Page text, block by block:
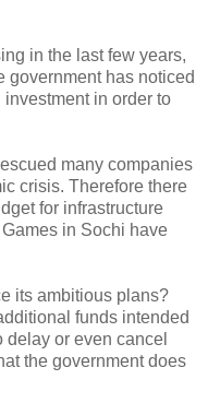
in the last few years,
government has noticed
in order to
many companies
crisis. Therefore there
for infrastructure
in Sochi have
its ambitious plans?
funds intended
delay or even cancel
the government does